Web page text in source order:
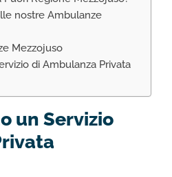
nostre Ambulanze
Mezzojuso
di Ambulanza Privata
un Servizio